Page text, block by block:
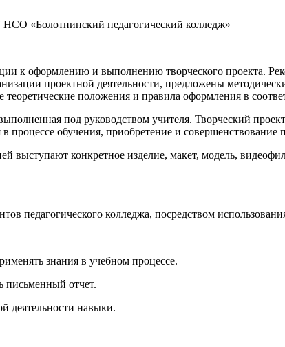
«Болотнинский педагогический колледж»
к оформлению и выполнению творческого проекта.
проектной деятельности, предложены
положения и правила оформления в
под руководством учителя. Творческий
обучения, приобретение и совершенствование
выступают конкретное изделие, макет, модель,
педагогического колледжа, посредством
знания в учебном процессе.
письменный отчет.
деятельности навыки.